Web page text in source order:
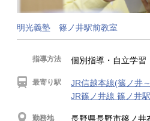
明光義塾 篠ノ井駅前教室
指導方法 個別指導・自立学習
最寄り駅
JR信越本線(篠ノ井
JR篠ノ井線 篠ノ井駅
勤務地
長野県長野市篠ノ